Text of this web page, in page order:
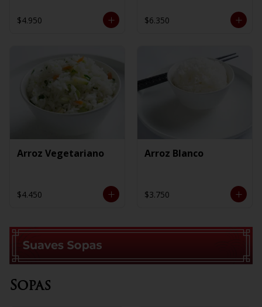
$4.950 $6.350
Arroz Vegetariano
$4.450
Arroz Blanco
$3.750
Sopas